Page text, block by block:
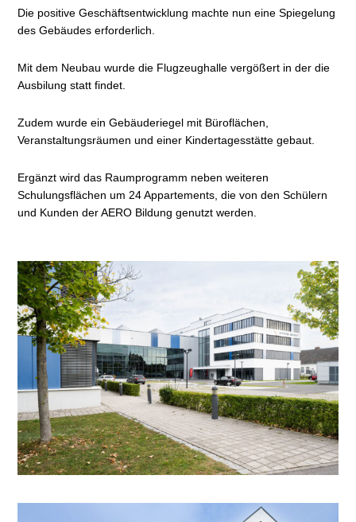
Die positive Geschäftsentwicklung machte nun eine Spiegelung
des Gebäudes erforderlich.
Mit dem Neubau wurde die Flugzeughalle vergößert in der die
Ausbilung statt findet.
Zudem wurde ein Gebäuderiegel mit Büroflächen,
Veranstaltungsräumen und einer Kindertagesstätte gebaut.
Ergänzt wird das Raumprogramm neben weiteren
Schulungsflächen um 24 Appartements, die von den Schülern
und Kunden der AERO Bildung genutzt werden.